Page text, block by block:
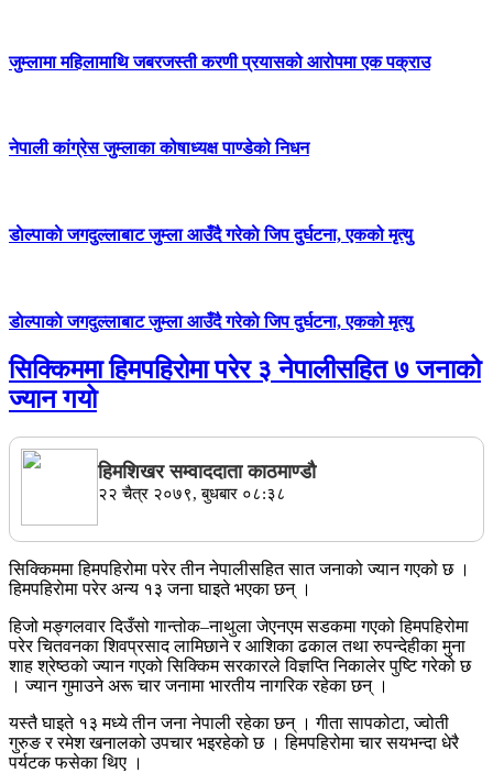
जुम्लामा महिलामाथि जबरजस्ती करणी प्रयासको आरोपमा एक पक्राउ
नेपाली कांग्रेस जुम्लाका कोषाध्यक्ष पाण्डेको निधन
डाेल्पाकाे जगदुल्लाबाट जुम्ला आउँदै गरेकाे जिप दुर्घटना, एकको मृत्यु
डाेल्पाकाे जगदुल्लाबाट जुम्ला आउँदै गरेकाे जिप दुर्घटना, एकको मृत्यु
सिक्किममा हिमपहिरोमा परेर ३ नेपालीसहित ७ जनाको
ज्यान गयो
हिमशिखर सम्वाददाता काठमाण्डौ
२२ चैत्र २०७९, बुधबार ०८:३८
सिक्किममा हिमपहिरोमा परेर तीन नेपालीसहित सात जनाको ज्यान गएको छ ।
हिमपहिराेमा परेर अन्य १३ जना घाइते भएका छन् ।
हिजो मङ्गलवार दिउँसो गान्तोक–नाथुला जेएनएम सडकमा गएको हिमपहिरोमा
परेर चितवनका शिवप्रसाद लामिछाने र आशिका ढकाल तथा रुपन्देहीका मुना
शाह श्रेष्ठको ज्यान गएको सिक्किम सरकारले विज्ञप्ति निकालेर पुष्टि गरेको छ
। ज्यान गुमाउने अरू चार जनामा भारतीय नागरिक रहेका छन् ।
यस्तै घाइते १३ मध्ये तीन जना नेपाली रहेका छन् । गीता सापकोटा, ज्वोती
गुरुङ र रमेश खनालको उपचार भइरहेको छ । हिमपहिरोमा चार सयभन्दा धेरै
पर्यटक फसेका थिए ।